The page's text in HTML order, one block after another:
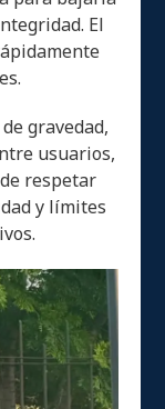
El
gravedad,
usuarios,
respetar
y límites